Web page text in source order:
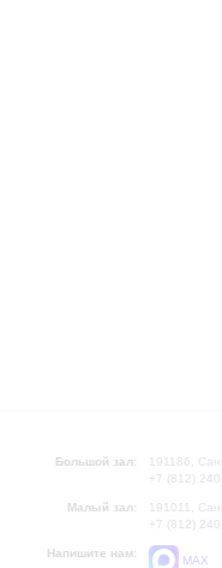
Большой зал:
191186,
+7 (812)
Малый зал:
191011,
+7 (812)
Напишите нам:
MAX